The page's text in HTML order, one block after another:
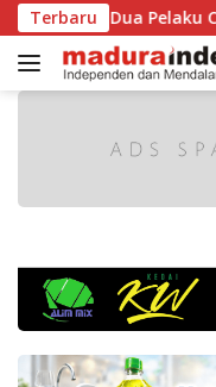
Langsung
ke
konten
Terbaru
Dua Pelaku Curanmor